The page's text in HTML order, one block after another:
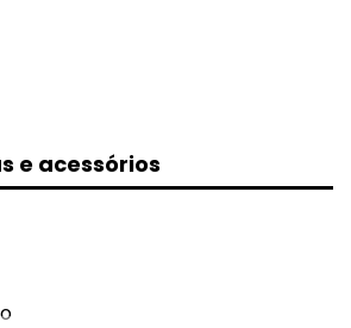
e acessórios